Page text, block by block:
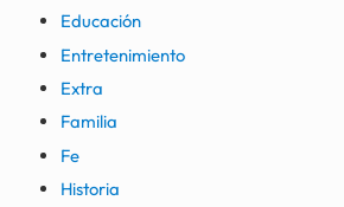
Educación
Entretenimiento
Extra
Familia
Fe
Historia